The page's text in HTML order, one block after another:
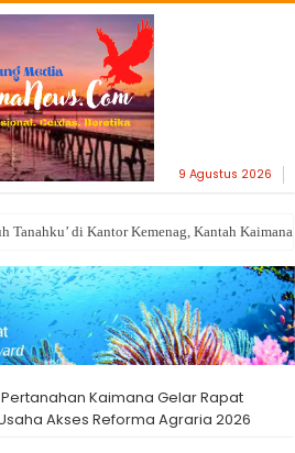
9 Agustus 2026
Tanahku’ di Kantor Kemenag, Kantah
Kaimana Gelar Rapat
Akses Reforma Agraria 2026